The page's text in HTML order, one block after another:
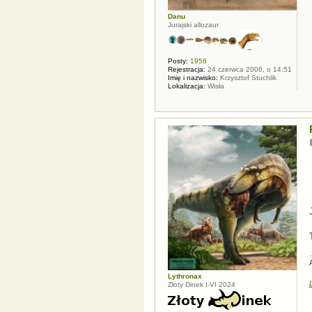
Danu
Jurajski allozaur
Posty: 1958
Rejestracja: 24 czerwca 2006, o 14:51
Imię i nazwisko: Krzysztof Stuchlik
Lokalizacja: Wisła
Lythronax
Złoty Dinek I-VI 2024